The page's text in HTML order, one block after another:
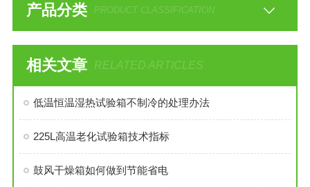
产品分类 PRODUCT CLASSIFICATION
相关文章 RELATED ARTICLES
低温恒温湿热试验箱不制冷的处理办法
225L高温老化试验箱技术指标
鼓风干燥箱如何做到节能省电